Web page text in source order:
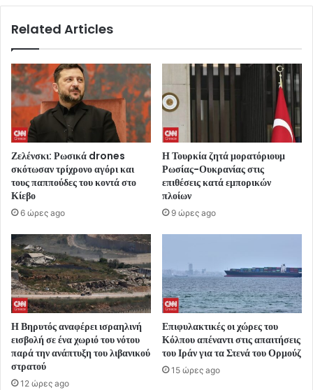
Related Articles
Ζελένσκι: Ρωσικά drones
σκότωσαν τρίχρονο αγόρι και
τους παππούδες του κοντά στο
Κίεβο
6 ώρες ago
Η Τουρκία ζητά μορατόριουμ
Ρωσίας-Ουκρανίας στις
επιθέσεις κατά εμπορικών
πλοίων
9 ώρες ago
Η Βηρυτός αναφέρει ισραηλινή
εισβολή σε ένα χωριό του νότου
παρά την ανάπτυξη του λιβανικού
στρατού
12 ώρες ago
Επιφυλακτικές οι χώρες του
Κόλπου απέναντι στις απαιτήσεις
του Ιράν για τα Στενά του Ορμούζ
15 ώρες ago